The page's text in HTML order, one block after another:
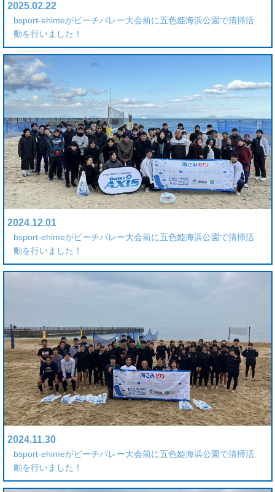
2025.02.22
bsport-ehimeがビーチバレー大会前に五色姫海浜公園で清掃活
動を行いました！
2024.12.01
bsport-ehimeがビーチバレー大会前に五色姫海浜公園で清掃活
動を行いました！
2024.11.30
bsport-ehimeがビーチバレー大会前に五色姫海浜公園で清掃活
動を行いました！